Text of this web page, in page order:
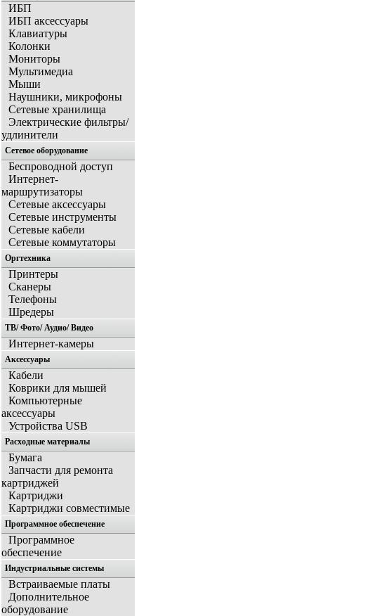
ИБП
ИБП аксессуары
Клавиатуры
Колонки
Мониторы
Мультимедиа
Мыши
Наушники, микрофоны
Сетевые хранилища
Электрические фильтры/
удлинители
Сетевое оборудование
Беспроводной доступ
Интернет-
маршрутизаторы
Сетевые аксессуары
Сетевые инструменты
Сетевые кабели
Сетевые коммутаторы
Оргтехника
Принтеры
Сканеры
Телефоны
Шредеры
ТВ/ Фото/ Аудио/ Видео
Интернет-камеры
Аксессуары
Кабели
Коврики для мышей
Компьютерные
аксессуары
Устройства USB
Расходные материалы
Бумага
Запчасти для ремонта
картриджей
Картриджи
Картриджи совместимые
Программное обеспечение
Программное
обеспечение
Индустриальные системы
Встраиваемые платы
Дополнительное
оборудование